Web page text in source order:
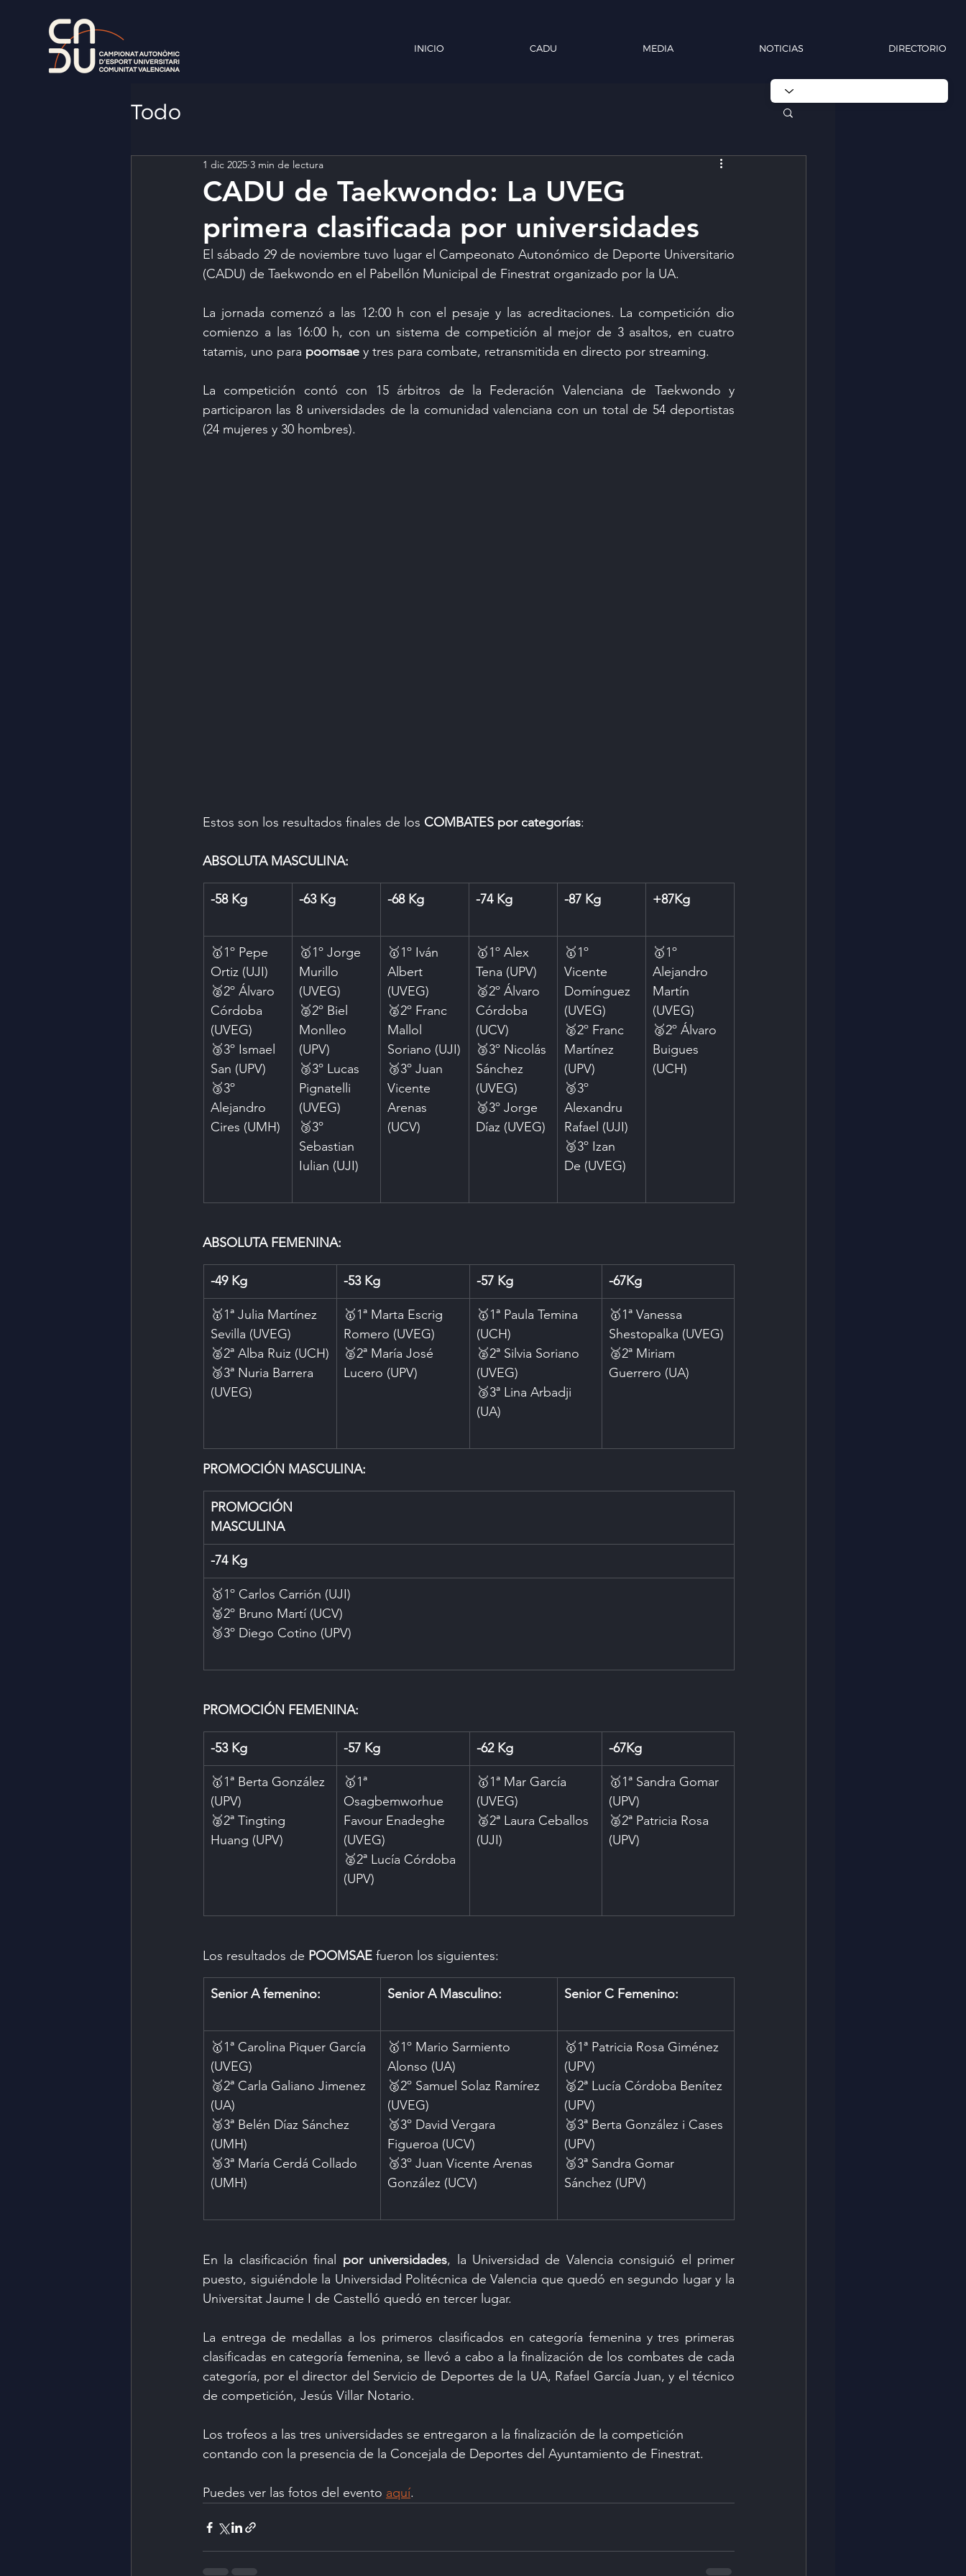
INICIO CADU MEDIA NOTICIAS DIRECTORIO
Todo
CADU de Taekwondo: La UVEG
primera clasificada por universidades
1 dic 2025 3 min de lectura
El sábado 29 de noviembre tuvo lugar el Campeonato Autonómico de Deporte Universitario
(CADU) de Taekwondo en el Pabellón Municipal de Finestrat organizado por la UA.
La jornada comenzó a las 12:00 h con el pesaje y las acreditaciones. La competición dio
comienzo a las 16:00 h, con un sistema de competición al mejor de 3 asaltos, en cuatro
tatamis, uno para poomsae y tres para combate, retransmitida en directo por streaming.
La competición contó con 15 árbitros de la Federación Valenciana de Taekwondo y
participaron las 8 universidades de la comunidad valenciana con un total de 54 deportistas
(24 mujeres y 30 hombres).
Estos son los resultados finales de los COMBATES por categorías:
ABSOLUTA MASCULINA:
-58 Kg -63 Kg -68 Kg -74 Kg -87 Kg +87Kg
🥇1º Pepe
Ortiz (UJI)
🥈2º Álvaro
Córdoba
(UVEG)
🥉3º Ismael
San (UPV)
🥉3º
Alejandro
Cires (UMH)
🥇1º Jorge
Murillo
(UVEG)
🥈2º Biel
Monlleo
(UPV)
🥉3º Lucas
Pignatelli
(UVEG)
🥉3º
Sebastian
Iulian (UJI)
🥇1º Iván
Albert
(UVEG)
🥈2º Franc
Mallol
Soriano (UJI)
🥉3º Juan
Vicente
Arenas
(UCV)
🥇1º Alex
Tena (UPV)
🥈2º Álvaro
Córdoba
(UCV)
🥉3º Nicolás
Sánchez
(UVEG)
🥉3º Jorge
Díaz (UVEG)
🥇1º
Vicente
Domínguez
(UVEG)
🥈2º Franc
Martínez
(UPV)
🥉3º
Alexandru
Rafael (UJI)
🥉3º Izan
De (UVEG)
🥇1º
Alejandro
Martín
(UVEG)
🥈2º Álvaro
Buigues
(UCH)
ABSOLUTA FEMENINA:
-49 Kg -53 Kg -57 Kg -67Kg
🥇1ª Julia Martínez
Sevilla (UVEG)
🥈2ª Alba Ruiz (UCH)
🥉3ª Nuria Barrera
(UVEG)
🥇1ª Marta Escrig
Romero (UVEG)
🥈2ª María José
Lucero (UPV)
🥇1ª Paula Temina
(UCH)
🥈2ª Silvia Soriano
(UVEG)
🥉3ª Lina Arbadji
(UA)
🥇1ª Vanessa
Shestopalka (UVEG)
🥈2ª Miriam
Guerrero (UA)
PROMOCIÓN MASCULINA:
PROMOCIÓN
MASCULINA
-74 Kg
🥇1º Carlos Carrión (UJI)
🥈2º Bruno Martí (UCV)
🥉3º Diego Cotino (UPV)
PROMOCIÓN FEMENINA:
-53 Kg -57 Kg -62 Kg -67Kg
🥇1ª Berta González
(UPV)
🥈2ª Tingting
Huang (UPV)
🥇1ª
Osagbemworhue
Favour Enadeghe
(UVEG)
🥈2ª Lucía Córdoba
(UPV)
🥇1ª Mar García
(UVEG)
🥈2ª Laura Ceballos
(UJI)
🥇1ª Sandra Gomar
(UPV)
🥈2ª Patricia Rosa
(UPV)
Los resultados de POOMSAE fueron los siguientes:
Senior A femenino: Senior A Masculino: Senior C Femenino:
🥇1ª Carolina Piquer García
(UVEG)
🥈2ª Carla Galiano Jimenez
(UA)
🥉3ª Belén Díaz Sánchez
(UMH)
🥉3ª María Cerdá Collado
(UMH)
🥇1º Mario Sarmiento
Alonso (UA)
🥈2º Samuel Solaz Ramírez
(UVEG)
🥉3º David Vergara
Figueroa (UCV)
🥉3º Juan Vicente Arenas
González (UCV)
🥇1ª Patricia Rosa Giménez
(UPV)
🥈2ª Lucía Córdoba Benítez
(UPV)
🥉3ª Berta González i Cases
(UPV)
🥉3ª Sandra Gomar
Sánchez (UPV)
En la clasificación final por universidades, la Universidad de Valencia consiguió el primer
puesto, siguiéndole la Universidad Politécnica de Valencia que quedó en segundo lugar y la
Universitat Jaume I de Castelló quedó en tercer lugar.
La entrega de medallas a los primeros clasificados en categoría femenina y tres primeras
clasificadas en categoría femenina, se llevó a cabo a la finalización de los combates de cada
categoría, por el director del Servicio de Deportes de la UA, Rafael García Juan, y el técnico
de competición, Jesús Villar Notario.
Los trofeos a las tres universidades se entregaron a la finalización de la competición
contando con la presencia de la Concejala de Deportes del Ayuntamiento de Finestrat.
Puedes ver las fotos del evento aquí.